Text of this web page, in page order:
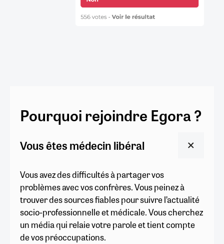
Pourquoi rejoindre Egora ?
Vous êtes médecin libéral
Vous avez des difficultés à partager vos
problèmes avec vos confrères. Vous peinez à
trouver des sources fiables pour suivre l’actualité
socio-professionnelle et médicale. Vous cherchez
un média qui relaie votre parole et tient compte
de vos préoccupations.